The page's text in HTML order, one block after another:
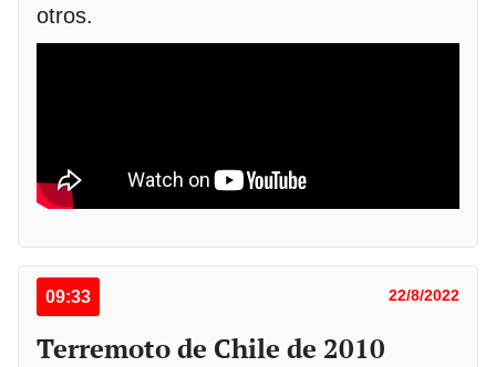
otros.
09:33 22/8/2022
Terremoto de Chile de 2010